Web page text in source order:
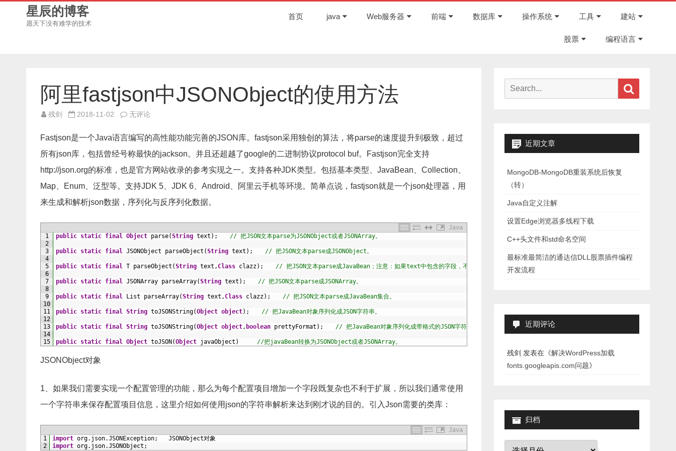
星辰的博客
愿天下没有难学的技术
首页 java Web服务器 前端 数据库 操作系统 工具 建站
股票 编程语言
阿里fastjson中JSONObject的使用方法
残剑 2018-11-02
阿
中
JSONObject
的
使
方
无评论
Fastjson是一个Java语言编写的高性能功能完善的JSON库。fastjson采用独创的算法，将parse的速度提升到极致，超过
所有json库，包括曾经号称最快的jackson。并且还超越了google的二进制协议protocol buf。Fastjson完全支持
http://json.org的标准，也是官方网站收录的参考实现之一。支持各种JDK类型。包括基本类型、JavaBean、Collection、
Map、Enum、泛型等。支持JDK 5、JDK 6、Android、阿里云手机等环境。简单点说，fastjson就是一个json处理器，用
来生成和解析json数据，序列化与反序列化数据。
Java
1
2
3
4
5
6
7
8
9
10
11
12
13
14
15
public static final Object parse(String text ) ; // 把JSON文本parse为JSONObject或者JSONArray。
public static final JSONObject parseObject (String text ) ; // 把JSON文本parse成JSONObject。
public static final T parseObject (String text ,Class clazz) ; // 把JSON文本parse成JavaBean；注意：如果text中包含的字段，不能在JavaBean完全找到，parseObject()方法只向JavaBean添加与JSON文
public static final JSONArray parseArray(String text ) ; // 把JSON文本parse成JSONArray。
public static final List parseArray(String text ,Class clazz) ; // 把JSON文本parse成JavaBean集合。
public static final String toJSONString(Object object) ; // 把JavaBean对象序列化成JSON字符串。
public static final String toJSONString(Object object, boolean prettyFormat ) ; // 把JavaBean对象序列化成带格式的JSON字符串。
public static final Object toJSON (Object javaObject ) //把javaBean转换为JSONObject或者JSONArray。
JSONObject对象
1、如果我们需要实现一个配置管理的功能，那么为每个配置项目增加一个字段既复杂也不利于扩展，所以我们通常使用
一个字符串来保存配置项目信息，这里介绍如何使用json的字符串解析来达到刚才说的目的。引入Json需要的类库：
Java
1
2
import org. json.JSONException; JSONObject对象
import org. json.JSONObject ;
Search
近期文章
MongoDB-MongoDB重装系统后恢复
（转）
Java自定义注解
设置Edge浏览器多线程下载
C++头文件和std命名空间
最标准最简洁的通达信DLL股票插件编程
开发流程
近期评论
残剑 发表在《解决WordPress加载
fonts.googleapis.com问题》
归档
归